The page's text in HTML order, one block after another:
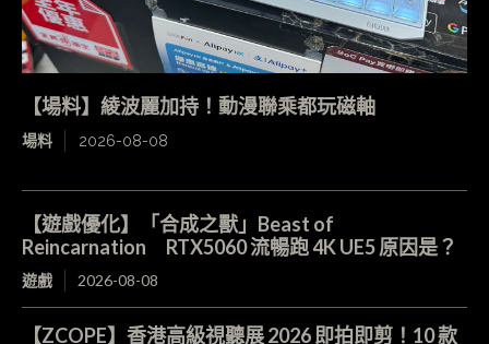
【場料】綾波麗加持！動漫聯乘都玩磁軸
場料 2026-08-08
【遊戲優化】「合成之獸」Beast of
Reincarnation RTX5060 流暢跑 4K UE5 原因是？
遊戲 2026-08-08
【ZCOPE】香港高級視聽展 2026 即拍即剪！10 款